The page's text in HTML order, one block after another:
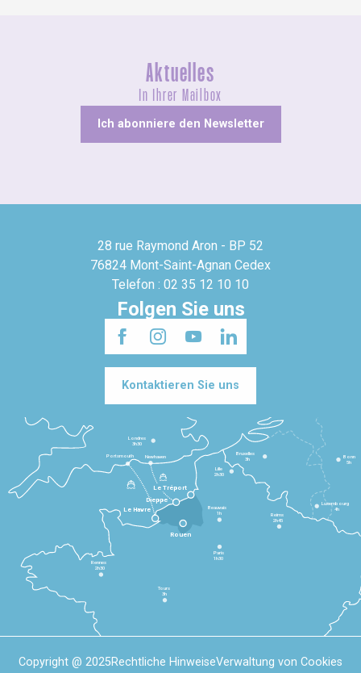
Aktuelles
In Ihrer Mailbox
Ich abonniere den Newsletter
28 rue Raymond Aron - BP 52
76824 Mont-Saint-Agnan Cedex
Telefon : 02 35 12 10 10
Folgen Sie uns
Kontaktieren Sie uns
Le Havre
Dieppe
Le Tréport
Rennes
2h30
Tours
3h
Paris
1h30
Beauvais
1h
Reims
2h45
Lille
2h30
Bruxelles
3h
Londres
3h30
Newhaven
Portsmouth
Bonn
5h
Luxembourg
4h
Rouen
Copyright @ 2025Rechtliche HinweiseVerwaltung von Cookies